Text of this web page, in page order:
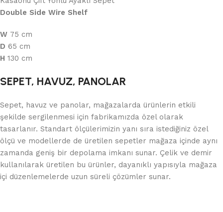
Double Side Wire Shelf
W 75 cm
D 65 cm
H 130 cm
SEPET, HAVUZ, PANOLAR
Sepet, havuz ve panolar, mağazalarda ürünlerin etkili
şekilde sergilenmesi için fabrikamızda özel olarak
tasarlanır. Standart ölçülerimizin yanı sıra istediğiniz özel
ölçü ve modellerde de üretilen sepetler mağaza içinde aynı
zamanda geniş bir depolama imkanı sunar. Çelik ve demir
kullanılarak üretilen bu ürünler, dayanıklı yapısıyla mağaza
içi düzenlemelerde uzun süreli çözümler sunar.